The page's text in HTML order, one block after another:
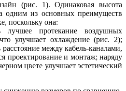
(рис. 1). Одинаковая высота
одним из основных преимуществ
поскольку она:
лучшее протекание воздушных
улучшает охлаждение (рис. 2);
между кабель-каналами,
проектирование и монтаж; наряду
цвете улучшает эстетический